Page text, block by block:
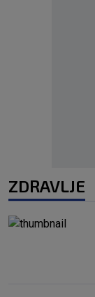
ZDRAVLJE